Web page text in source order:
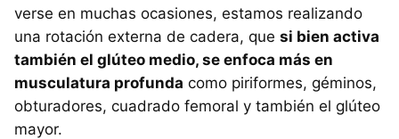
verse en muchas ocasiones, estamos realizando
una rotación externa de cadera, que si bien activa
también el glúteo medio, se enfoca más en
musculatura profunda como piriformes, géminos,
obturadores, cuadrado femoral y también el glúteo
mayor.